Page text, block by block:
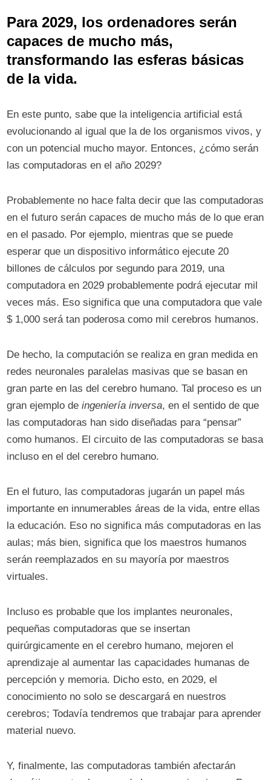
Para 2029, los ordenadores serán
capaces de mucho más,
transformando las esferas básicas
de la vida.
En este punto, sabe que la inteligencia artificial está
evolucionando al igual que la de los organismos vivos, y
con un potencial mucho mayor. Entonces, ¿cómo serán
las computadoras en el año 2029?
Probablemente no hace falta decir que las computadoras
en el futuro serán capaces de mucho más de lo que eran
en el pasado. Por ejemplo, mientras que se puede
esperar que un dispositivo informático ejecute 20
billones de cálculos por segundo para 2019, una
computadora en 2029 probablemente podrá ejecutar mil
veces más. Eso significa que una computadora que vale
$ 1,000 será tan poderosa como mil cerebros humanos.
De hecho, la computación se realiza en gran medida en
redes neuronales paralelas masivas que se basan en
gran parte en las del cerebro humano. Tal proceso es un
gran ejemplo deingeniería inversa, en el sentido de que
las computadoras han sido diseñadas para “pensar”
como humanos. El circuito de las computadoras se basa
incluso en el del cerebro humano.
En el futuro, las computadoras jugarán un papel más
importante en innumerables áreas de la vida, entre ellas
la educación. Eso no significa más computadoras en las
aulas; más bien, significa que los maestros humanos
serán reemplazados en su mayoría por maestros
virtuales.
Incluso es probable que los implantes neuronales,
pequeñas computadoras que se insertan
quirúrgicamente en el cerebro humano, mejoren el
aprendizaje al aumentar las capacidades humanas de
percepción y memoria. Dicho esto, en 2029, el
conocimiento no solo se descargará en nuestros
cerebros; Todavía tendremos que trabajar para aprender
material nuevo.
Y, finalmente, las computadoras también afectarán